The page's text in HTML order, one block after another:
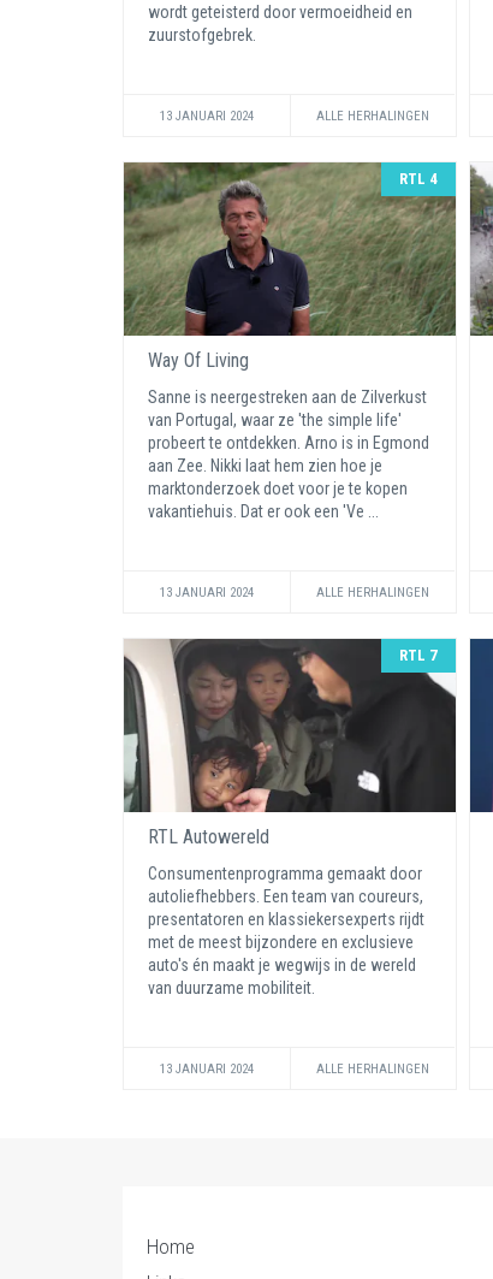
wordt geteisterd door vermoeidheid en
zuurstofgebrek.
13 JANUARI 2024 ALLE HERHALINGEN
RTL 4
Way Of Living
Sanne is neergestreken aan de Zilverkust
van Portugal, waar ze 'the simple life'
probeert te ontdekken. Arno is in Egmond
aan Zee. Nikki laat hem zien hoe je
marktonderzoek doet voor je te kopen
vakantiehuis. Dat er ook een 'Ve ...
13 JANUARI 2024 ALLE HERHALINGEN
RTL 7
RTL Autowereld
Consumentenprogramma gemaakt door
autoliefhebbers. Een team van coureurs,
presentatoren en klassiekersexperts rijdt
met de meest bijzondere en exclusieve
auto's én maakt je wegwijs in de wereld
van duurzame mobiliteit.
13 JANUARI 2024 ALLE HERHALINGEN
Home